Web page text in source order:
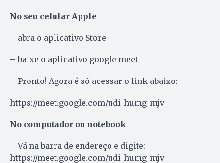
No seu celular Apple
– abra o aplicativo Store
– baixe o aplicativo google meet
– Pronto! Agora é só acessar o link abaixo:
https://meet.google.com/udi-humg-mjv
No computador ou notebook
– Vá na barra de endereço e digite:
https://meet.google.com/udi-humg-mjv